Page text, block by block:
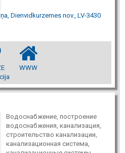
Dienvidkurzemes nov., LV-3430
WWW
Водоснабжение, построение
водоснабжения, канализация,
строительство канализации,
канализационная система,